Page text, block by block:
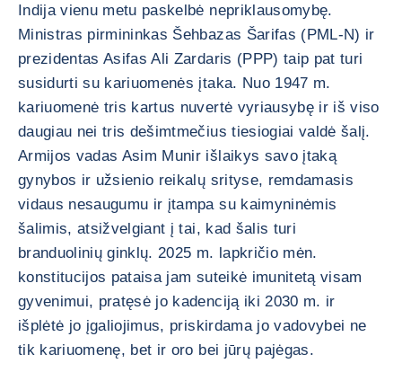
Indija vienu metu paskelbė nepriklausomybę.
Ministras pirmininkas Šehbazas Šarifas (PML-N) ir
prezidentas Asifas Ali Zardaris (PPP) taip pat turi
susidurti su kariuomenės įtaka. Nuo 1947 m.
kariuomenė tris kartus nuvertė vyriausybę ir iš viso
daugiau nei tris dešimtmečius tiesiogiai valdė šalį.
Armijos vadas Asim Munir išlaikys savo įtaką
gynybos ir užsienio reikalų srityse, remdamasis
vidaus nesaugumu ir įtampa su kaimyninėmis
šalimis, atsižvelgiant į tai, kad šalis turi
branduolinių ginklų. 2025 m. lapkričio mėn.
konstitucijos pataisa jam suteikė imunitetą visam
gyvenimui, pratęsė jo kadenciją iki 2030 m. ir
išplėtė jo įgaliojimus, priskirdama jo vadovybei ne
tik kariuomenę, bet ir oro bei jūrų pajėgas.